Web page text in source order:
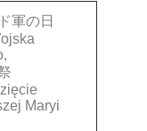
軍の日
祭
Maryi